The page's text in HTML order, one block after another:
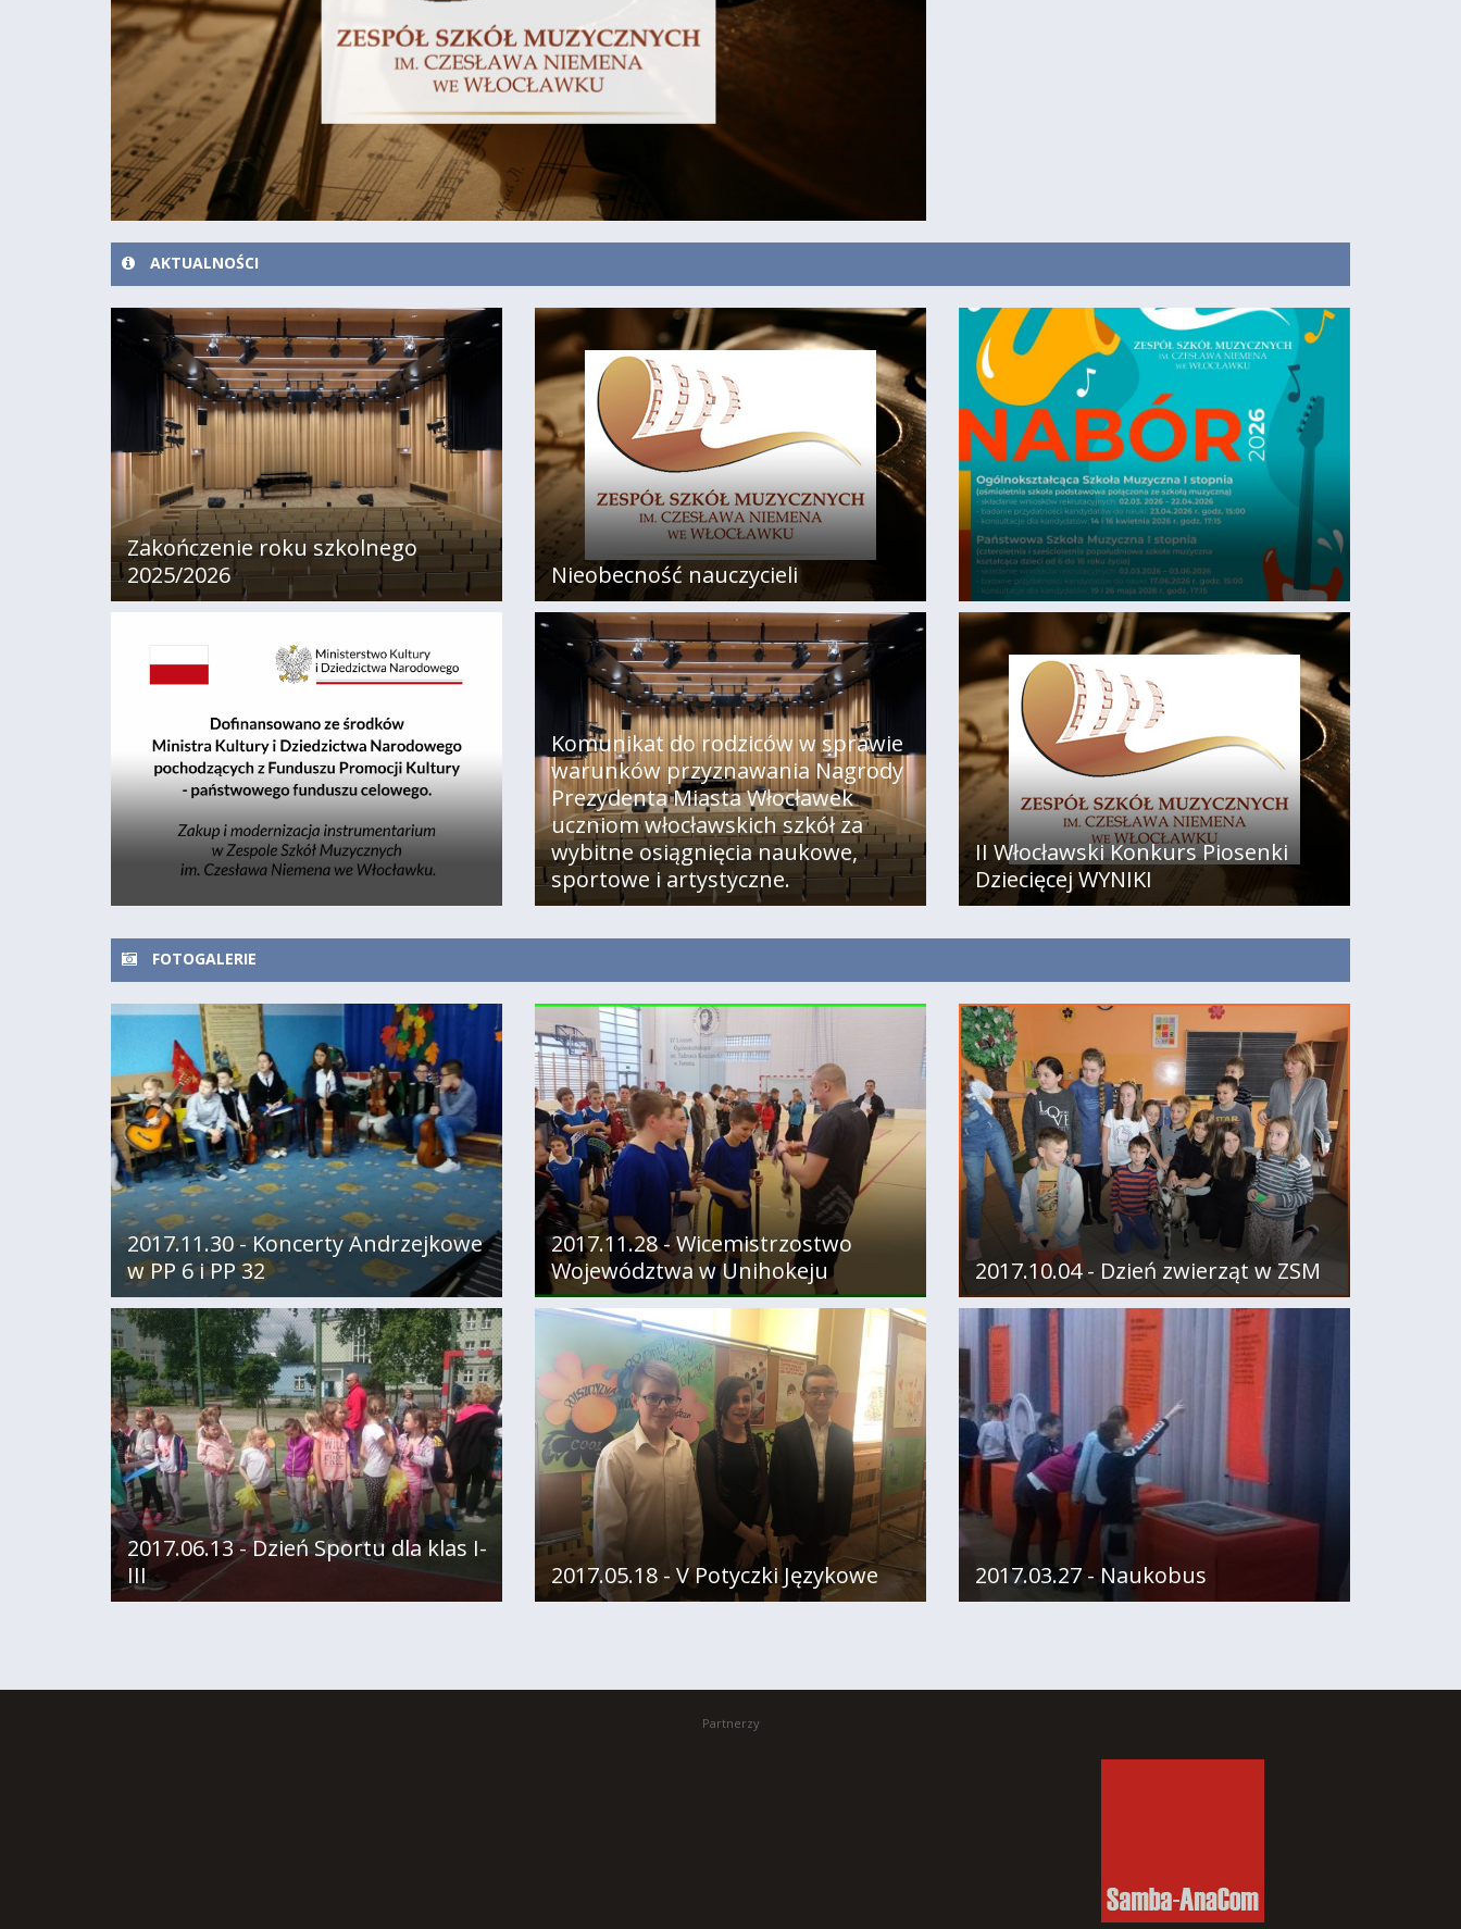
AKTUALNOŚCI
Zakończenie roku szkolnego
2025/2026
Nieobecność nauczycieli
Komunikat do rodziców w sprawie
warunków przyznawania Nagrody
Prezydenta Miasta Włocławek
uczniom włocławskich szkół za
wybitne osiągnięcia naukowe,
sportowe i artystyczne.
II Włocławski Konkurs Piosenki
Dziecięcej WYNIKI
FOTOGALERIE
2017.11.30 - Koncerty Andrzejkowe
w PP 6 i PP 32
2017.11.28 - Wicemistrzostwo
Województwa w Unihokeju
2017.10.04 - Dzień zwierząt w ZSM
2017.06.13 - Dzień Sportu dla klas I-
III
2017.05.18 - V Potyczki Językowe 2017.03.27 - Naukobus
Partnerzy